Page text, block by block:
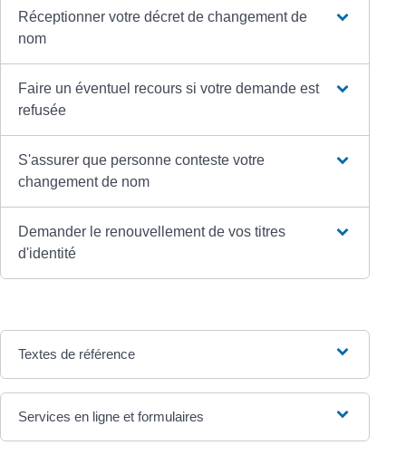
Réceptionner votre décret de changement de
nom
Faire un éventuel recours si votre demande est
refusée
S'assurer que personne conteste votre
changement de nom
Demander le renouvellement de vos titres
d'identité
Textes de référence
Services en ligne et formulaires